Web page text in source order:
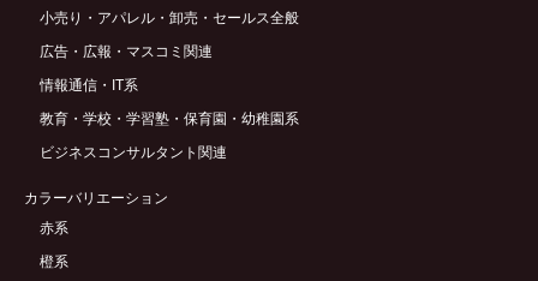
小売り・アパレル・卸売・セールス全般
広告・広報・マスコミ関連
情報通信・IT系
教育・学校・学習塾・保育園・幼稚園系
ビジネスコンサルタント関連
カラーバリエーション
赤系
橙系